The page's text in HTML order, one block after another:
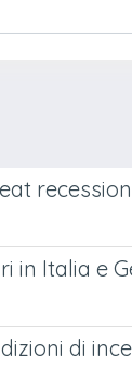
recession
in Italia e
di